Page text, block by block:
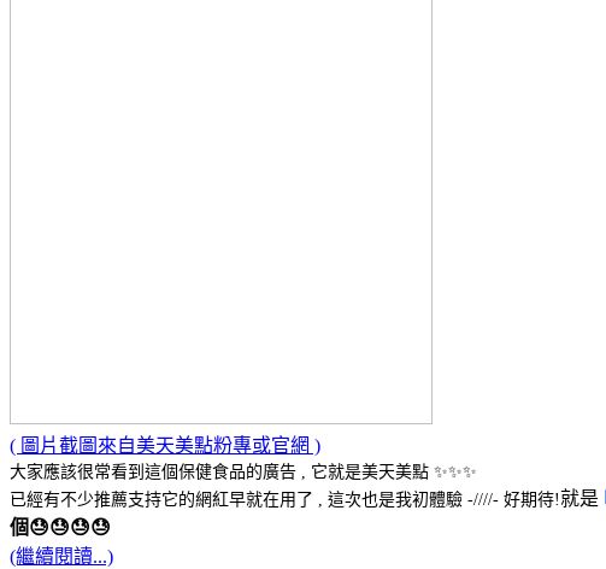
( 圖片截圖來自美天美點粉專或官網 )
大家應該很常看到這個保健食品的廣告 , 它就是美天美點 ✨✨✨
已經有不少推薦支持它的網紅早就在用了 , 這次也是我初體驗 -////- 好期待!就是
個😓😓😓😓
(繼續閱讀...)